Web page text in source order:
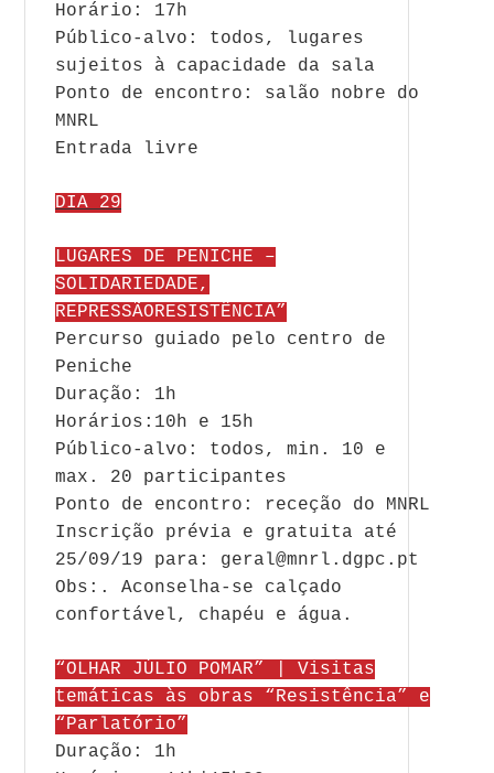
Horário: 17h
Público-alvo: todos, lugares
sujeitos à capacidade da sala
Ponto de encontro: salão nobre do
MNRL
Entrada livre
DIA 29
LUGARES DE PENICHE –
SOLIDARIEDADE,
REPRESSÃORESISTÊNCIA”
Percurso guiado pelo centro de
Peniche
Duração: 1h
Horários:10h e 15h
Público-alvo: todos, min. 10 e
max. 20 participantes
Ponto de encontro: receção do MNRL
Inscrição prévia e gratuita até
25/09/19 para: geral@mnrl.dgpc.pt
Obs:. Aconselha-se calçado
confortável, chapéu e água.
“OLHAR JÚLIO POMAR” | Visitas
temáticas às obras “Resistência” e
“Parlatório”
Duração: 1h